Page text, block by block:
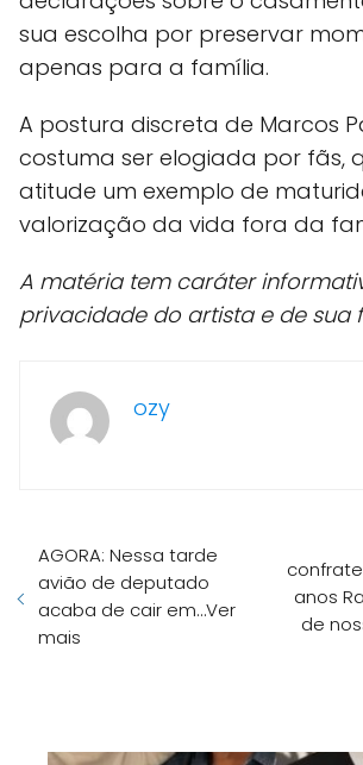
sua escolha por preservar
apenas para a família.
A postura discreta de Marcos
costuma ser elogiada por fãs,
atitude um exemplo de
valorização da vida fora da
A matéria tem caráter
privacidade do artista e de sua
ozy
AGORA: Nessa tarde
avião de deputado
acaba de cair em…Ver
mais
anos
de